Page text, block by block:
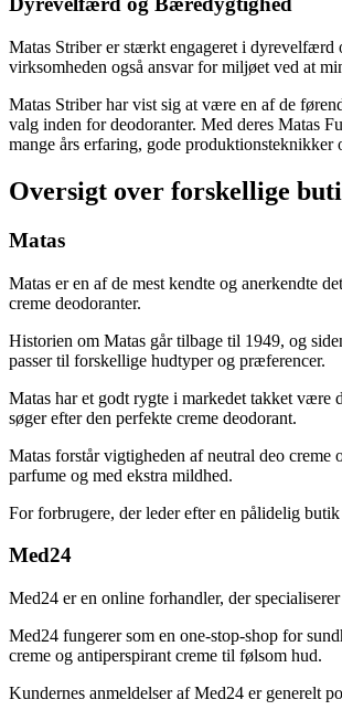
Matas Striber er stærkt engageret i
virksomheden også ansvar for miljøet ved at
Matas Striber har vist sig at være en af de
valg inden for deodoranter. Med deres Matas
mange års erfaring, gode
Oversigt over forskellige
Matas
Matas er en af de mest kendte og anerkendte
creme deodoranter.
Historien om Matas går tilbage til 1949, og
passer til forskellige hudtyper og præferencer.
Matas har et godt rygte i markedet takket være
søger efter den perfekte creme deodorant.
Matas forstår vigtigheden af neutral deo
parfume og med ekstra mildhed.
For forbrugere, der leder efter en pålidelig
Med24
Med24 er en online forhandler, der
Med24 fungerer som en one-stop-shop for
creme og antiperspirant creme til følsom hud.
Kundernes anmeldelser af Med24 er generelt